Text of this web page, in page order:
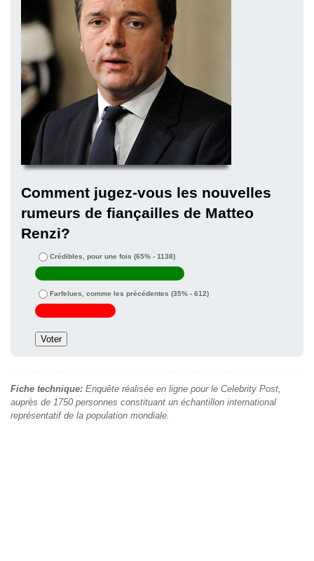
Comment jugez-vous les nouvelles
rumeurs de fiançailles de Matteo
Renzi?
Crédibles, pour une fois (65% - 1138)
Farfelues, comme les précédentes (35% - 612)
Fiche technique: Enquête réalisée en ligne pour le Celebrity Post,
auprès de 1750 personnes constituant un échantillon international
représentatif de la population mondiale.